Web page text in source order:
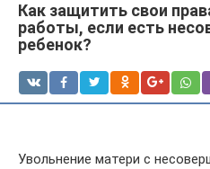
Как защитить свои
работы, если есть
ребенок?
Увольнение матери с